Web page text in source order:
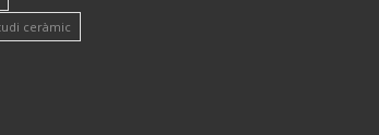
ceràmic